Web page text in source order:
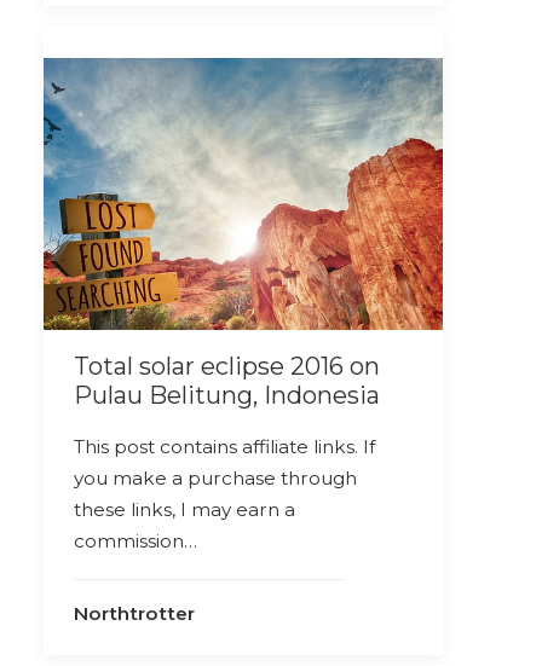
Total solar eclipse 2016 on
Pulau Belitung, Indonesia
This post contains affiliate links. If
you make a purchase through
these links, I may earn a
commission…
Northtrotter